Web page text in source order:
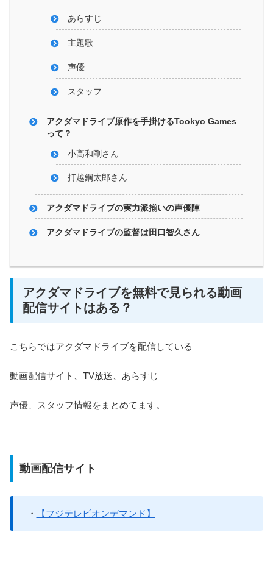
あらすじ
主題歌
声優
スタッフ
アクダマドライブ原作を手掛けるTookyo Games
って？
小高和剛さん
打越鋼太郎さん
アクダマドライブの実力派揃いの声優陣
アクダマドライブの監督は田口智久さん
アクダマドライブを無料で見られる動画
配信サイトはある？
こちらではアクダマドライブを配信している
動画配信サイト、TV放送、あらすじ
声優、スタッフ情報をまとめてます。
動画配信サイト
・ 【フジテレビオンデマンド】